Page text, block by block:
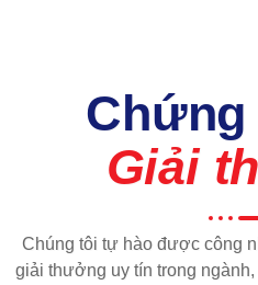
Chứng
Giải
Chúng tôi tự hào được công
giải thưởng uy tín trong